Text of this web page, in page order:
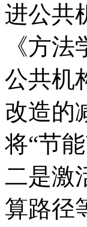
进公共
《方
公共机
改造的
将“节
二是激
算路径